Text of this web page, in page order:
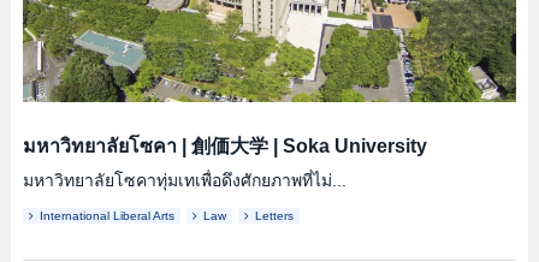
มหาวิทยาลัยโซคา| 創価大学| Soka University
มหาวิทยาลัยโซคาทุ่มเทเพื่อดึงศักยภาพที่ไม่...
International Liberal Arts Law Letters